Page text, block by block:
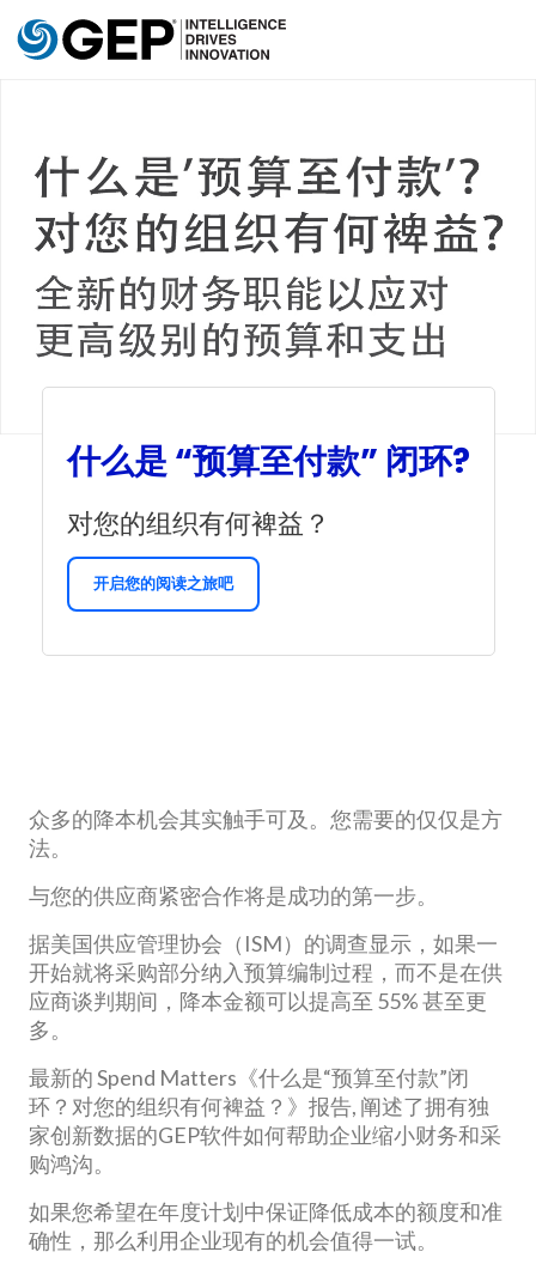
Skip to main content
什么是 “预算至付款” 闭环?
对您的组织有何裨益？
开启您的阅读之旅吧
众多的降本机会其实触手可及。您需要的仅仅是方
法。
与您的供应商紧密合作将是成功的第一步。
据美国供应管理协会（ISM）的调查显示，如果一
开始就将采购部分纳入预算编制过程，而不是在供
应商谈判期间，降本金额可以提高至 55% 甚至更
多。
最新的 Spend Matters《什么是“预算至付款”闭
环？对您的组织有何裨益？》报告, 阐述了拥有独
家创新数据的GEP软件如何帮助企业缩小财务和采
购鸿沟。
如果您希望在年度计划中保证降低成本的额度和准
确性，那么利用企业现有的机会值得一试。